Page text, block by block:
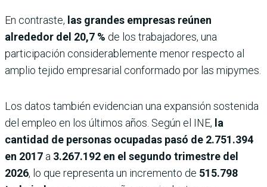
En contraste, las grandes empresas reúnen
alrededor del 20,7 % de los trabajadores, una
participación considerablemente menor respecto al
amplio tejido empresarial conformado por las mipymes.
Los datos también evidencian una expansión sostenida
del empleo en los últimos años. Según el INE, la
cantidad de personas ocupadas pasó de 2.751.394
en 2017 a 3.267.192 en el segundo trimestre del
2026, lo que representa un incremento de 515.798